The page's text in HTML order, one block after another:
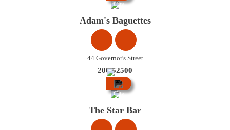
City
Adam's Baguettes
44 Governor's Street
200 52500
City
The Star Bar